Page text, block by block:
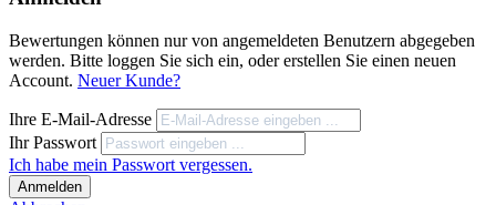
Bewertungen können nur von angemeldeten Benutzern abgegeben
werden. Bitte loggen Sie sich ein, oder erstellen Sie einen neuen
Account. Neuer Kunde?
Ihre E-Mail-Adresse
Ihr Passwort
Ich habe mein Passwort vergessen.
Anmelden